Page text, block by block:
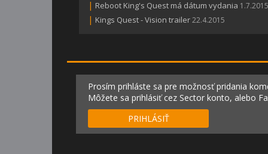
| Reboot King's Quest má dátum vydania 1.7.2015
| Kings Quest - Vision trailer22.4.2015
Prosím prihláste sa pre možnosť pridania
Môžete sa prihlásiť cez Sector konto, alebo
PRIHLÁSIŤ